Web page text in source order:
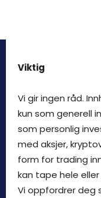
Viktig
Vi gir ingen råd.
kun som generell
som personlig
med aksjer,
form for trading
kan tape hele
Vi oppfordrer deg